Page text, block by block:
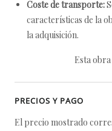
Coste de transporte:
características de la
la adquisición.
Esta obra
PRECIOS Y PAGO
El precio mostrado